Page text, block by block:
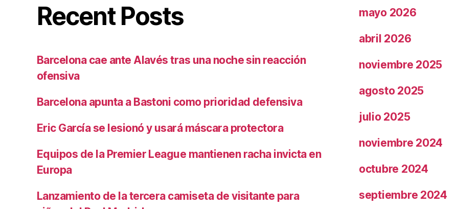
Recent Posts
Barcelona cae ante Alavés tras una noche sin reacción
ofensiva
Barcelona apunta a Bastoni como prioridad defensiva
Eric García se lesionó y usará máscara protectora
Equipos de la Premier League mantienen racha invicta en
Europa
Lanzamiento de la tercera camiseta de visitante para
mayo 2026
abril 2026
noviembre 2025
agosto 2025
julio 2025
noviembre 2024
octubre 2024
septiembre 2024